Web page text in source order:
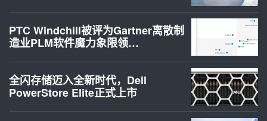
PTC Windchill被评为Gartner离散制
造业PLM软件魔力象限领…
全闪存储迈入全新时代，Dell
PowerStore Elite正式上市